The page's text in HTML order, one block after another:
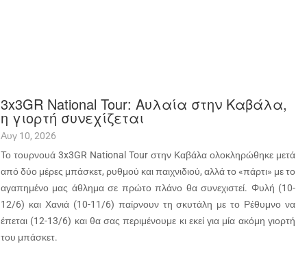
3x3GR National Tour: Αυλαία στην Καβάλα,
η γιορτή συνεχίζεται
Αυγ 10, 2026
Το τουρνουά 3x3GR National Tour στην Καβάλα ολοκληρώθηκε μετά
από δύο μέρες μπάσκετ, ρυθμού και παιχνιδιού, αλλά το «πάρτι» με το
αγαπημένο μας άθλημα σε πρώτο πλάνο θα συνεχιστεί. Φυλή (10-
12/6) και Χανιά (10-11/6) παίρνουν τη σκυτάλη με το Ρέθυμνο να
έπεται (12-13/6) και θα σας περιμένουμε κι εκεί για μία ακόμη γιορτή
του μπάσκετ.